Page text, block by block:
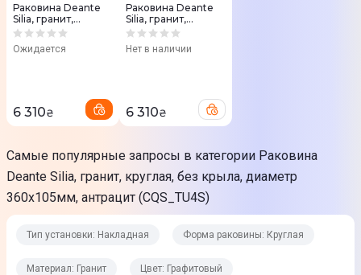
Юридическая информация
Товар может отличаться от представленного на фото,
характеристики и комплектация могут изменяться
Раковина Deante
Silia, гранит,
круглая, без
360х105мм, черный
Ожидается
6 310₴
Раковина Deante
Silia, гранит,
круглая, без
360х105мм, серый
Нет в наличии
6 310₴
Самые популярные запросы в категории Раковина
Deante Silia, гранит, круглая, без крыла, диаметр
360х105мм, антрацит (CQS_TU4S)
Тип установки: Накладная Форма раковины: Круглая
Материал: Гранит Цвет: Графитовый